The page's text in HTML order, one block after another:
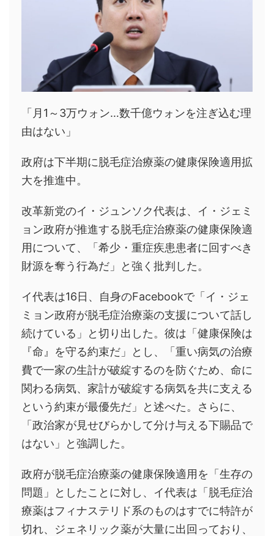
「月1～3万ウォン…数千億ウォンを注ぎ込む理
由はない」
政府は下半期に脱毛症治療薬の健康保険適用拡
大を推進中。
改革新党のイ・ジュンソク代表は、イ・ジェミ
ョン政府が推進する脱毛症治療薬の健康保険適
用について、「希少・重症疾患患者に回すべき
財源を奪う行為だ」と強く批判した。
イ代表は16日、自身のFacebookで「イ・ジェ
ミョン政府が脱毛症治療薬の支援について話し
続けている」と切り出した。彼は「健康保険は
『命』を守る約束だ」とし、「重い病気の治療
費で一家の生計が破綻するのを防ぐため、命に
関わる病気、家計が破綻する病気を共に支える
という約束が最優先だ」と述べた。さらに、
「政治家が見せびらかして分け与える下賜品で
はない」と強調した。
政府が脱毛症治療薬の健康保険適用を「生存の
問題」としたことに対し、イ代表は「脱毛症治
療薬はフィナステリド系のものはすでに特許が
切れ、ジェネリック薬が大量に出回っており、